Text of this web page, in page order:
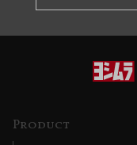
Product